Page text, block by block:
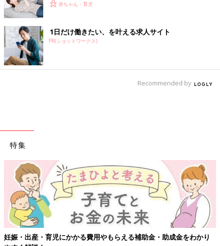
赤ちゃん・育児
1日だけ働きたい、を叶える求人サイト
PR(ショットワークス)
Recommended by
特集
【ワクチン接種できるものも】妊婦の感染症対策、知っておいて